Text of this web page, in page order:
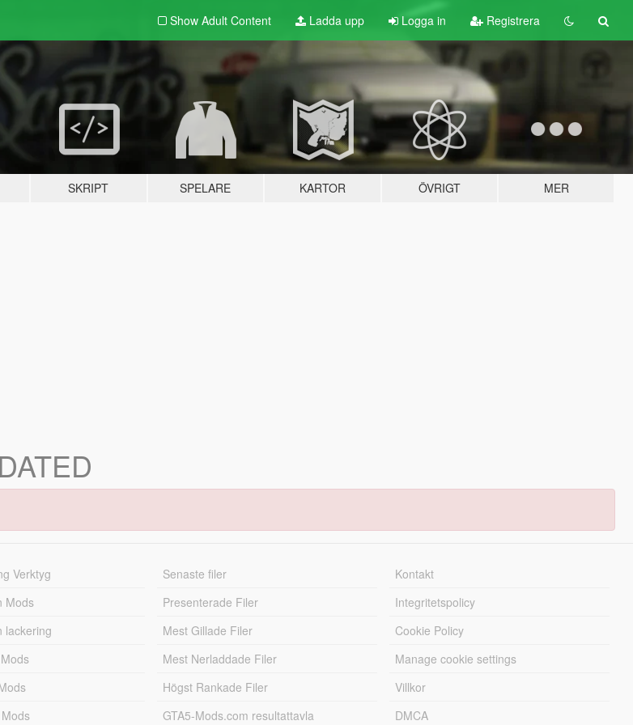
Show Adult Content Ladda upp Logga in Registrera
SKRIPT SPELARE KARTOR ÖVRIGT MER
Verktyg
Mods
lackering
Senaste filer
Presenterade Filer
Mest Gillade Filer
Mest Nerladdade Filer
Högst Rankade Filer
GTA5-Mods.com resultattavla
Kontakt
Integritetspolicy
Cookie Policy
Manage cookie settings
Villkor
DMCA